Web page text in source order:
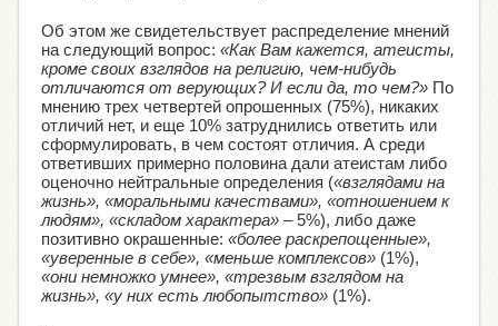
Об этом же свидетельствует распределение мнений
на следующий вопрос: «Как Вам кажется, атеисты,
кроме своих взглядов на религию, чем-нибудь
отличаются от верующих? И если да, то чем?» По
мнению трех четвертей опрошенных (75%), никаких
отличий нет, и еще 10% затруднились ответить или
сформулировать, в чем состоят отличия. А среди
ответивших примерно половина дали атеистам либо
оценочно нейтральные определения («взглядами на
жизнь», «моральными качествами», «отношением к
людям», «складом характера» – 5%), либо даже
позитивно окрашенные: «более раскрепощенные»,
«уверенные в себе», «меньше комплексов» (1%),
«они немножко умнее», «трезвым взглядом на
жизнь», «у них есть любопытство» (1%).